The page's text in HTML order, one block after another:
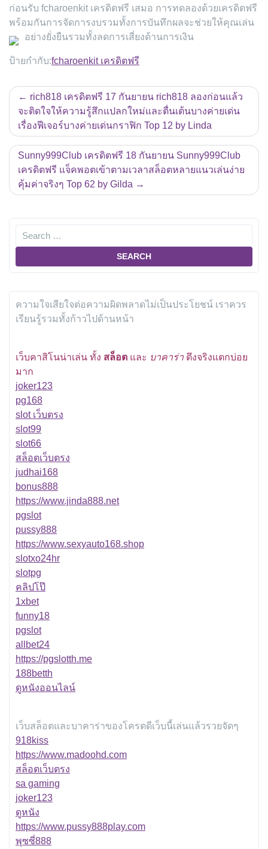
ก่อนรับ fcharoenkit เครดิตฟรี เสมอ การทดลองด้วยเครดิตฟรี
พร้อมกันการจัดการงบรวมทั้งการบันทึกผลจะช่วยให้คุณเล่น
อย่างยั่งยืนรวมทั้งลดการเสี่ยงด้านการเงิน
ป้ายกำกับ:fcharoenkit เครดิตฟรี
แนะแนว
เรื่อง
rich818 เครดิตฟรี 17 กันยายน rich818 ลองก่อนแล้ว
จะติดใจให้ความรู้สึกแปลกใหม่และตื่นเต้นบางค่ายเด่น
เรื่องฟีเจอร์บางค่ายเด่นกราฟิก Top 12 by Linda
Sunny999Club เครดิตฟรี 18 กันยายน Sunny999Club
เครดิตฟรี แจ็คพอตเข้าตามเวลาสล็อตหลายแนวเล่นง่าย
คุ้มค่าจริงๆ Top 62 by Gilda
ความใจเสียใจต่อความผิดพลาดไม่เป็นประโยชน์ เราควร
เรียนรู้รวมทั้งก้าวไปด้านหน้า
เว็บคาสิโนน่าเล่น ทั้ง สล็อต และ บาคาร่า ตึงจริงแตกบ่อย
มาก
joker123
pg168
slot เว็บตรง
slot99
slot66
สล็อตเว็บตรง
judhai168
bonus888
https://www.jinda888.net
pgslot
pussy888
https://www.sexyauto168.shop
slotxo24hr
slotpg
คลิปโป๊
1xbet
funny18
pgslot
allbet24
https://pgslotth.me
188betth
ดูหนังออนไลน์
เว็บสล็อตและบาคาร่าของโครตดีเว็บนี้เล่นแล้วรวยจัดๆ
918kiss
https://www.madoohd.com
สล็อตเว็บตรง
sa gaming
joker123
ดูหนัง
https://www.pussy888play.com
พุซซี่888